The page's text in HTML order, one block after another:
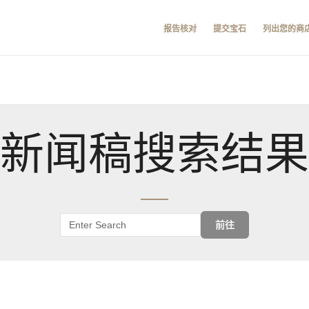
报告核对 提交宝石 列出您的商
新闻稿搜索结果
前往